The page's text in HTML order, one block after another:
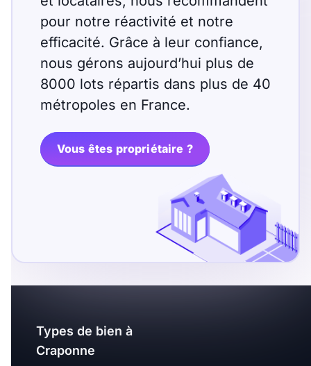
m2
Nombre de chambres
disponibles
chambres
disponibles
Équipements des parties
Local à vélo
pour notre réactivité et notre
efficacité. Grâce à leur confiance,
nous gérons aujourd’hui plus de
8000 lots répartis dans plus de 40
métropoles en France.
Vous êtes propriétaire ?
Types de bien à
Craponne